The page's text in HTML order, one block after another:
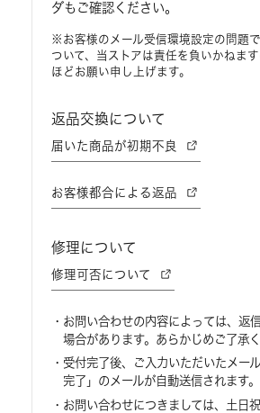
ダもご確認ください。
※お客様のメール受信環境設定の問題
ついて、当ストアは責任を負いかねま
ほどお願い申し上げます。
返品交換について
届いた商品が初期不良
お客様都合による返品
修理について
修理可否について
お問い合わせの内容によっては、返
場合があります。あらかじめご了承く
受付完了後、ご入力いただいたメー
完了」のメールが自動送信されます。
お問い合わせにつきましては、土日